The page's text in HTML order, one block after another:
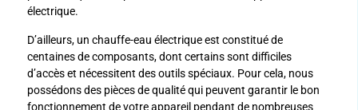
électrique.
D’ailleurs, un chauffe-eau électrique est constitué de
centaines de composants, dont certains sont difficiles
d’accès et nécessitent des outils spéciaux. Pour cela, nous
possédons des pièces de qualité qui peuvent garantir le bon
fonctionnement de votre appareil pendant de nombreuses